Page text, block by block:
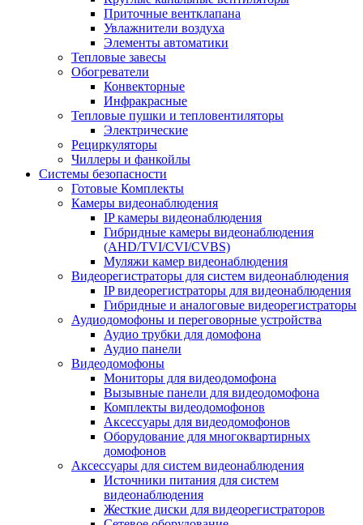
Приточные вентклапана
Увлажнители воздуха
Элементы автоматики
Тепловые завесы
Обогреватели
Конвекторные
Инфракрасные
Тепловые пушки и тепловентиляторы
Электрические
Рециркуляторы
Чиллеры и фанкойлы
Системы безопасности
Готовые Комплекты
Камеры видеонаблюдения
IP камеры видеонаблюдения
Гибридные камеры видеонаблюдения
(AHD/TVI/CVI/CVBS)
Муляжи камер видеонаблюдения
Видеорегистраторы для систем видеонаблюдения
IP видеорегистраторы для видеонаблюдения
Гибридные и аналоговые видеорегистраторы
Аудиодомофоны и переговорные устройства
Аудио трубки для домофона
Аудио панели
Видеодомофоны
Мониторы для видеодомофона
Вызывные панели для видеодомофона
Комплекты видеодомофонов
Аксессуары для видеодомофонов
Оборудование для многоквартирных
домофонов
Аксессуары для систем видеонаблюдения
Источники питания для систем
видеонаблюдения
Жесткие диски для видеорегистраторов